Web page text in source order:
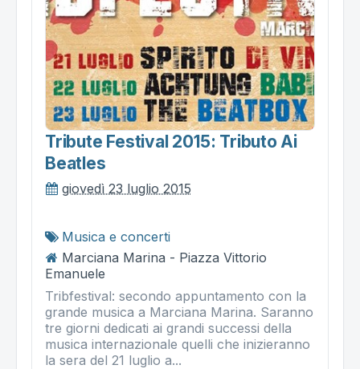
Tribute Festival 2015: Tributo Ai
Beatles
giovedì 23 luglio 2015
Musica e concerti
Marciana Marina - Piazza Vittorio
Emanuele
Tribfestival: secondo appuntamento con la
grande musica a Marciana Marina. Saranno
tre giorni dedicati ai grandi successi della
musica internazionale quelli che inizieranno
la sera del 21 luglio a...